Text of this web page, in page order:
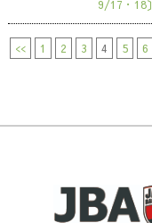
9/17・18〕
<< 1 2 3 4 5 6